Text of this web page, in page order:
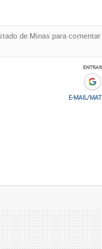
ENTRAR
E-MAIL/